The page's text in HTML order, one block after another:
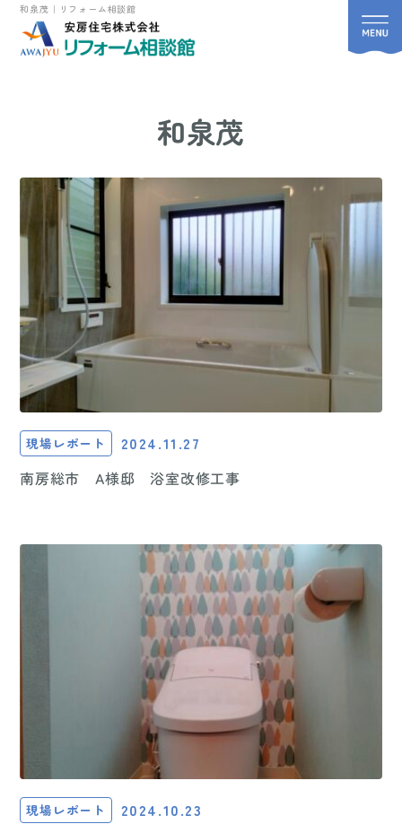
和泉茂｜リフォーム相談館
和泉茂
現場レポート 2024.11.27
南房総市 A様邸 浴室改修工事
現場レポート 2024.10.23